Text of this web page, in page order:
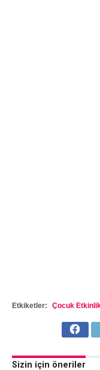
Etkiketler: Çocuk
Sizin için öneriler